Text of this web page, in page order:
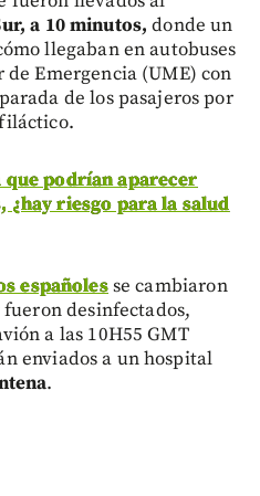
a 10 minutos, donde un
llegaban en autobuses
Emergencia (UME) con
de los pasajeros por
que podrían aparecer
¿hay riesgo para la salud
españolesse cambiaron
desinfectados,
a las 10H55 GMT
enviados a un hospital
.